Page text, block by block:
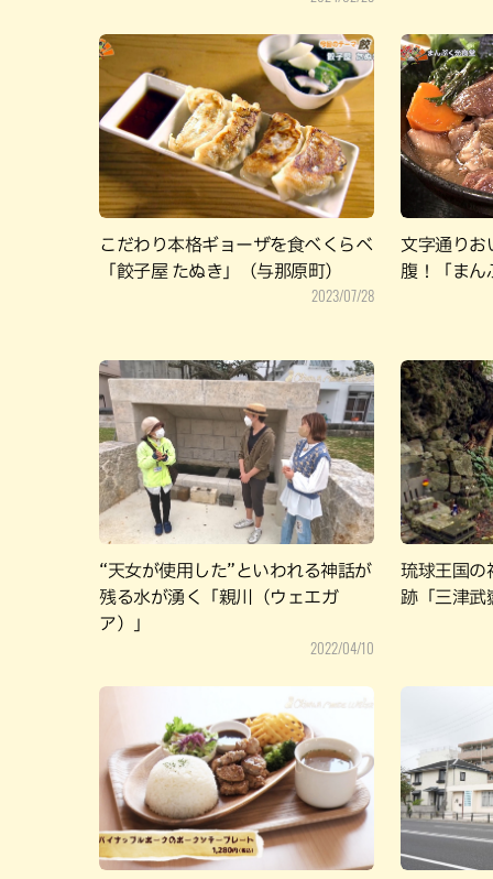
こだわり本格ギョーザを食べくらべ
「餃子屋 たぬき」（与那原町）
2023/07/28
文字通りお
腹！「まん
“天女が使用した”といわれる神話が
残る水が湧く「親川（ウェエガ
ア）」
2022/04/10
琉球王国の
跡「三津武